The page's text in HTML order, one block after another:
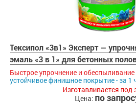
Тексипол «3в1» Эксперт —
эмаль «3 в 1» для бетонных
Быстрое упрочнение и обеспыливание
устойчивое финишное покрытие - за 1
Изготавливается под
Цена: по